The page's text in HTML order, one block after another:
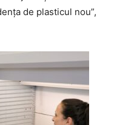
de plasticul nou”,